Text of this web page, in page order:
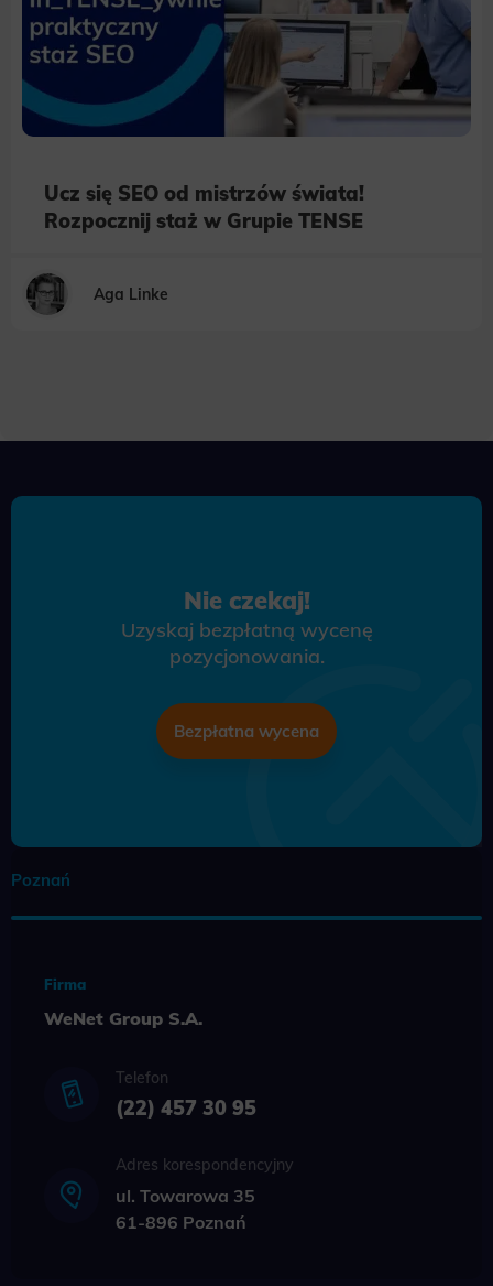
Ucz się SEO od mistrzów świata!
Rozpocznij staż w Grupie TENSE
Aga Linke
Nie czekaj!
Uzyskaj bezpłatną wycenę
pozycjonowania.
Bezpłatna wycena
Poznań
Firma
WeNet Group S.A.
Telefon
(22) 457 30 95
Adres korespondencyjny
ul. Towarowa 35
61-896 Poznań